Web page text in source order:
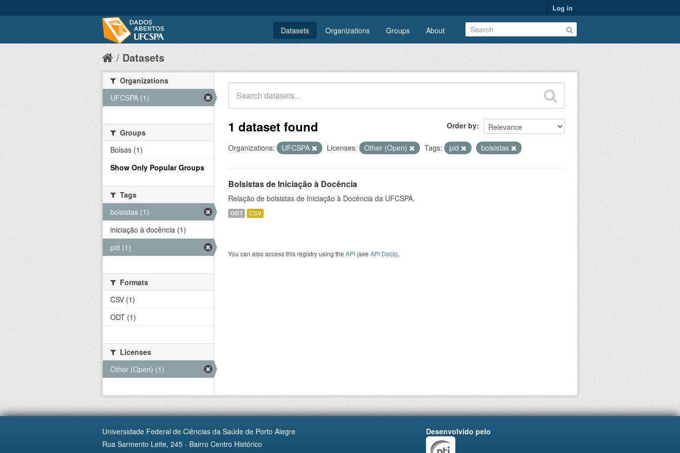
Log in
Datasets Organizations Groups About
Datasets
Order by
1 dataset found
Organizations: UFCSPA Licenses: Other (Open) Tags: pid bolsistas
Bolsistas de Iniciação à Docência
Relação de bolsistas de Iniciação à Docência da UFCSPA.
ODT CSV
You can also access this registry using the API (see API Docs).
Organizations
UFCSPA (1)
Groups
Bolsas (1)
Show Only Popular Groups
Tags
bolsistas (1)
iniciação à docência (1)
pid (1)
Formats
CSV (1)
ODT (1)
Licenses
Other (Open) (1)
Universidade Federal de Ciências da Saúde de Porto Alegre
Rua Sarmento Leite, 245 - Bairro Centro Histórico
Desenvolvido pelo